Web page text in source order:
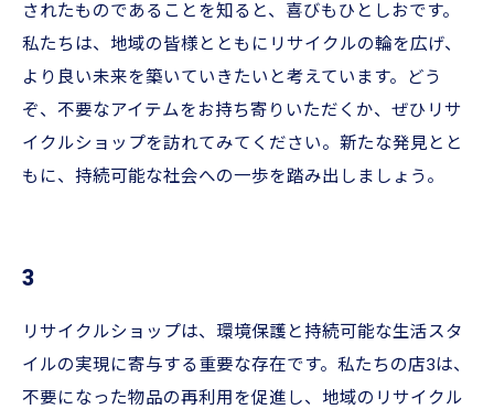
されたものであることを知ると、喜びもひとしおです。
私たちは、地域の皆様とともにリサイクルの輪を広げ、
より良い未来を築いていきたいと考えています。どう
ぞ、不要なアイテムをお持ち寄りいただくか、ぜひリサ
イクルショップを訪れてみてください。新たな発見とと
もに、持続可能な社会への一歩を踏み出しましょう。
3
リサイクルショップは、環境保護と持続可能な生活スタ
イルの実現に寄与する重要な存在です。私たちの店3は、
不要になった物品の再利用を促進し、地域のリサイクル